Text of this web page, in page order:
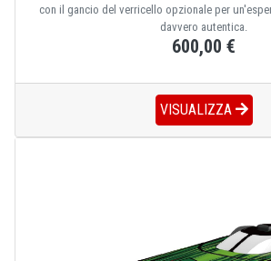
con il gancio del verricello opzionale per
davvero autentica.
600,00 €
VISUALIZZA